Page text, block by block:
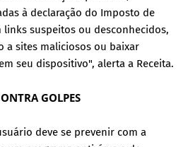
à declaração do Imposto de
links suspeitos ou desconhecidos,
a sites maliciosos ou baixar
seu dispositivo", alerta a Receita.
GOLPES
deve se prevenir com a